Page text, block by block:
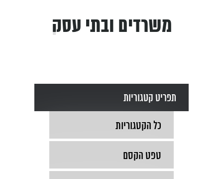
משרדים ובתי עסק
תפריט קטגוריות
כל הקטגוריות
טפט הקסם